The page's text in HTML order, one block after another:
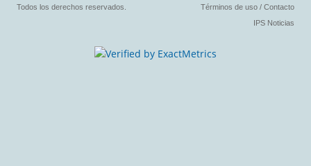
Todos los derechos reservados.
Términos de uso / Contacto
IPS Noticias